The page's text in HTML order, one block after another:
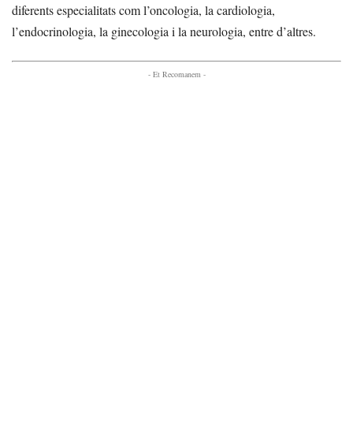
diferents especialitats com l’oncologia, la cardiologia,
l’endocrinologia, la ginecologia i la neurologia, entre d’altres.
- Et Recomanem -